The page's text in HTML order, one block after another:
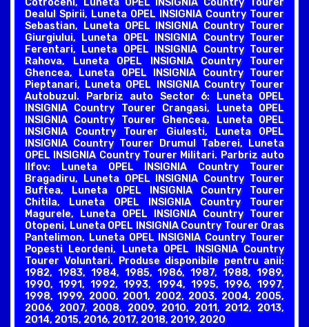
Cotroceni, Luneta OPEL INSIGNIA Country Tourer
Dealul Spirii, Luneta OPEL INSIGNIA Country Tourer
Sebastian, Luneta OPEL INSIGNIA Country Tourer
Giurgiului, Luneta OPEL INSIGNIA Country Tourer
Ferentari, Luneta OPEL INSIGNIA Country Tourer
Rahova, Luneta OPEL INSIGNIA Country Tourer
Ghencea, Luneta OPEL INSIGNIA Country Tourer
Pieptanari, Luneta OPEL INSIGNIA Country Tourer
Autobuzul. Parbriz auto Sector 6: Luneta OPEL
INSIGNIA Country Tourer Crangasi, Luneta OPEL
INSIGNIA Country Tourer Ghencea, Luneta OPEL
INSIGNIA Country Tourer Giulesti, Luneta OPEL
INSIGNIA Country Tourer Drumul Taberei, Luneta
OPEL INSIGNIA Country Tourer Militari. Parbriz auto
Ilfov: Luneta OPEL INSIGNIA Country Tourer
Bragadiru, Luneta OPEL INSIGNIA Country Tourer
Buftea, Luneta OPEL INSIGNIA Country Tourer
Chitila, Luneta OPEL INSIGNIA Country Tourer
Magurele, Luneta OPEL INSIGNIA Country Tourer
Otopeni, Luneta OPEL INSIGNIA Country Tourer Oras
Pantelimon, Luneta OPEL INSIGNIA Country Tourer
Popesti Leordeni, Luneta OPEL INSIGNIA Country
Tourer Voluntari. Produse disponibile pentru anii:
1982, 1983, 1984, 1985, 1986, 1987, 1988, 1989,
1990, 1991, 1992, 1993, 1994, 1995, 1996, 1997,
1998, 1999, 2000, 2001, 2002, 2003, 2004, 2005,
2006, 2007, 2008, 2009, 2010, 2011, 2012, 2013,
2014, 2015, 2016, 2017, 2018, 2019, 2020